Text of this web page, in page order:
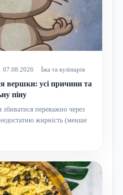
07.08.2026 Їжа та кулінарія
вершки: усі причини та
піну
переважно через
жирність (менше